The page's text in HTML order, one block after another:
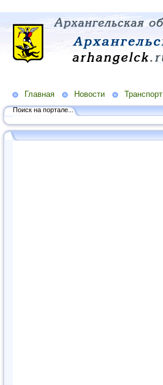
Главная Новости Транспорт
Поиск на портале...